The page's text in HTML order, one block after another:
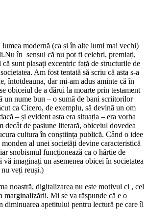
modernă (ca și în alte lumi mai vechi)
în sensul că nu pot fi celebri, premiați,
sunt plasați excentric față de structurile de
Am fost tentată să scriu că asta s-a
întotdeauna, dar mi-am adus aminte că în
obiceiul de a dărui la moarte prin testament
un nume bun – o sumă de bani scriitorilor
ca Cicero, de exemplu, să devină un om
– și evident asta era situația – era vorba
decât de pasiune literară, obiceiul dovedea
cultura în conștiința publică. Când o idee
al unei societăți devine caracteristică
snobismul funcționează ca o hârtie de
vă imaginați un asemenea obicei în societatea
veți reuși.)
noastră, digitalizarea nu este motivul ci , cel
marginalizării. Mi se va răspunde că e o
diminuarea apetitului pentru lectură pe care îl